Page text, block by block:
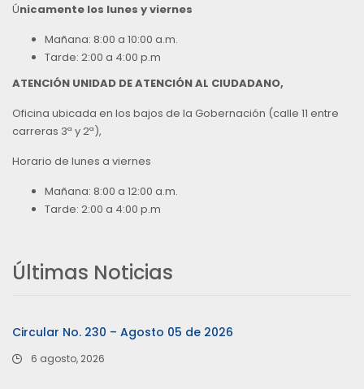
Únicamente los lunes y viernes
Mañana: 8:00 a 10:00 a.m.
Tarde: 2:00 a 4:00 p.m
ATENCIÓN UNIDAD DE ATENCIÓN AL CIUDADANO,
Oficina ubicada en los bajos de la Gobernación (calle 11 entre
carreras 3ª y 2ª),
Horario de lunes a viernes
Mañana: 8:00 a 12:00 a.m.
Tarde: 2:00 a 4:00 p.m
Últimas Noticias
Circular No. 230 – Agosto 05 de 2026
6 agosto, 2026